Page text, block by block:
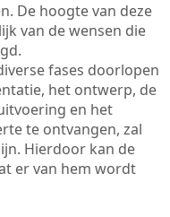
De hoogte van deze
van de wensen die
fases doorlopen
het ontwerp, de
en het
te ontvangen, zal
Hierdoor kan de
er van hem wordt